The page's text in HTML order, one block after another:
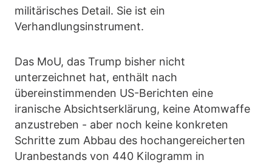
militärisches Detail. Sie ist ein
Verhandlungsinstrument.
Das MoU, das Trump bisher nicht
unterzeichnet hat, enthält nach
übereinstimmenden US-Berichten eine
iranische Absichtserklärung, keine Atomwaffe
anzustreben - aber noch keine konkreten
Schritte zum Abbau des hochangereicherten
Uranbestands von 440 Kilogramm in